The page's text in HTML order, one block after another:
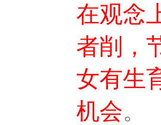
在观念
者削，
女有生
机会。